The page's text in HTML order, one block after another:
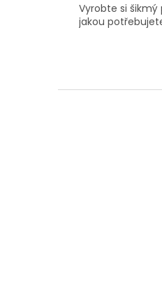
z
5
Vyrobte si šikmý
jakou